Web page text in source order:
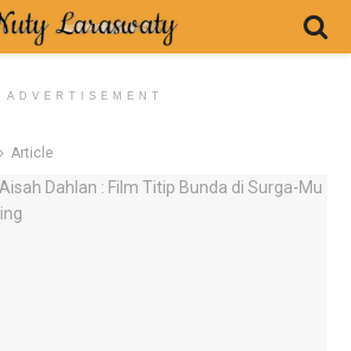
ADVERTISEMENT
Article